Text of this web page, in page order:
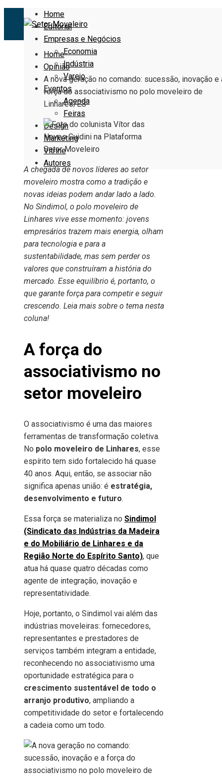
Home
Editorial
Empresas e Negócios
Economia
Indústria
Varejo
Eventos
Agenda
Feiras
Design
Marketing
Vitrine
Autores
Home
Opinião
A nova geração no comando: sucessão, inovação e
força do associativismo no polo moveleiro de
Linhares/ES
A chegada de novos líderes ao setor
moveleiro mostra como a tradição e
novas ideias podem andar lado a lado.
No Sindimol, o polo moveleiro de
Linhares vive esse momento: jovens
empresários trazem mais energia, olham
para tecnologia e para a
sustentabilidade, mas sem perder os
valores que construíram a história do
mercado. Esse equilíbrio é, portanto, o
que garante força para competir e seguir
crescendo. Leia mais sobre o tema nesta
coluna!
A força do
associativismo no
setor moveleiro
O associativismo é uma das maiores
ferramentas de transformação coletiva.
No polo moveleiro de Linhares, esse
espírito tem sido fortalecido há quase
40 anos. Aqui, então, se associar não
significa apenas união: é estratégia,
desenvolvimento e futuro.
Essa força se materializa no Sindimol
(Sindicato das Indústrias da Madeira
e do Mobiliário de Linhares e da
Região Norte do Espírito Santo), que
atua há quase quatro décadas como
agente de integração, inovação e
representatividade.
Hoje, portanto, o Sindimol vai além das
indústrias moveleiras: fornecedores,
representantes e prestadores de
serviços também integram a entidade,
reconhecendo no associativismo uma
oportunidade estratégica para o
crescimento sustentável de todo o
arranjo produtivo, ampliando a
competitividade do setor e fortalecendo
a cadeia como um todo.